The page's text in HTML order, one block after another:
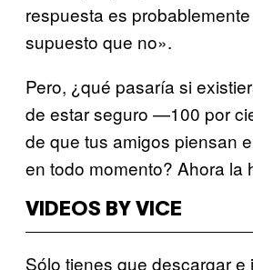
respuesta es
supuesto que no».
Pero, ¿qué pasaría si
de estar seguro —100 por
de que tus amigos piensan
en todo momento? Ahora la
VIDEOS BY VICE
Sólo tienes que descargar e